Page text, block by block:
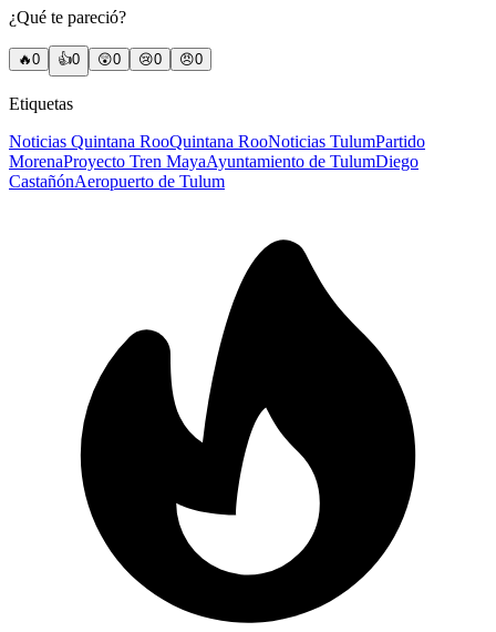
¿Qué te pareció?
🔥0 👍0 😲0 😢0 😠0
Etiquetas
Noticias Quintana RooQuintana RooNoticias TulumPartido
MorenaProyecto Tren MayaAyuntamiento de TulumDiego
CastañónAeropuerto de Tulum